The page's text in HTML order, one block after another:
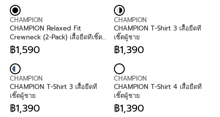
I
C
E
฿
9
9
I
C
E
฿
9
9
:G
U
L
A
R
P
I
C
E
฿
9
9
:G
U
L
A
R
P
I
C
E
฿
1
,
V
E
N
D
O
:
CHAMPION
CHAMPION Relaxed Fit
Crewneck (2-Pack) เสื้อยืดทีเชิ๊ต
สำหรับผู้ชายและผู้หญิง
R
G
U
L
A
R
P
฿1,590
V
E
N
D
O
:
CHAMPION
CHAMPION T-Shirt 3 เสื้อยืดที
เชิ๊ตผู้ชาย
R
G
U
L
A
R
P
฿1,390
V
E
N
D
O
CHAMPION
CHAMPION T-Shirt 3 เสื้อยืดที
เชิ๊ตผู้ชาย
R
฿1,390
V
E
N
D
O
CHAMPION
CHAMPION T-Shirt 4 เสื้อยืดที
เชิ๊ตผู้ชาย
R
฿1,390